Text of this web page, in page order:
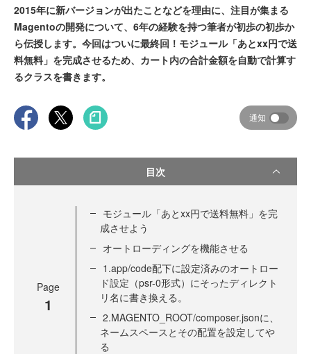
2015年に新バージョンが出たことなどを理由に、注目が集まる
Magentoの開発について、6年の経験を持つ筆者が初歩の初歩か
ら伝授します。今回はついに最終回！モジュール「あとxx円で送
料無料」を完成させるため、カート内の合計金額を自動で計算す
るクラスを書きます。
通知
目次
Page
1
モジュール「あとxx円で送料無料」を完
成させよう
オートローディングを機能させる
1.app/code配下に設定済みのオートロー
ド設定（psr-0形式）にそったディレクト
リ名に書き換える。
2.MAGENTO_ROOT/composer.jsonに、
ネームスペースとその配置を設定してや
る